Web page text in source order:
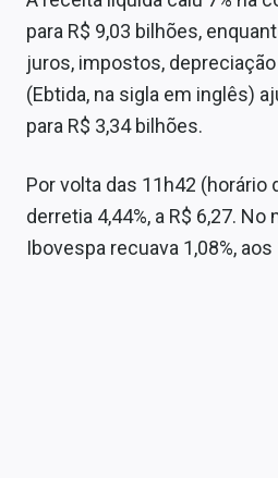
para R$ 9,03 bilhões,
juros, impostos,
(Ebtida, na sigla em inglês)
para R$ 3,34 bilhões.
Por volta das 11h42 (horário
derretia 4,44%, a R$ 6,27.
Ibovespa recuava 1,08%,